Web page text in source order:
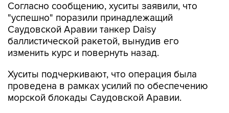
Согласно сообщению, хуситы заявили, что
"успешно" поразили принадлежащий
Саудовской Аравии танкер Daisy
баллистической ракетой, вынудив его
изменить курс и повернуть назад.
Хуситы подчеркивают, что операция была
проведена в рамках усилий по обеспечению
морской блокады Саудовской Аравии.